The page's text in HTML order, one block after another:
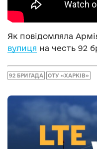
Як повідомляла
вулиця на честь 92
92 БРИГАДА ОТУ «ХАРКІВ»